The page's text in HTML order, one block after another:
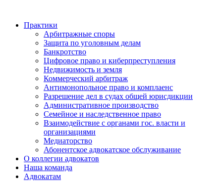
Практики
Арбитражные споры
Защита по уголовным делам
Банкротство
Цифровое право и киберпреступления
Недвижимость и земля
Коммерческий арбитраж
Антимонопольное право и комплаенс
Разрешение дел в судах общей юрисдикции
Административное производство
Семейное и наследственное право
Взаимодействие с органами гос. власти и
организациями
Медиаторство
Абонентское адвокатское обслуживание
О коллегии адвокатов
Наша команда
Адвокатам